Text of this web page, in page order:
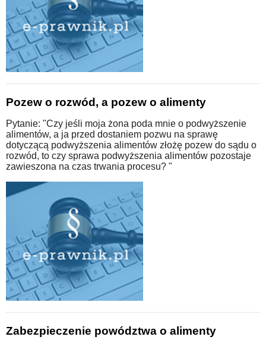
Pozew o rozwód, a pozew o alimenty
Pytanie: "Czy jeśli moja żona poda mnie o podwyższenie
alimentów, a ja przed dostaniem pozwu na sprawę
dotyczącą podwyższenia alimentów złożę pozew do sądu o
rozwód, to czy sprawa podwyższenia alimentów pozostaje
zawieszona na czas trwania procesu? "
Zabezpieczenie powództwa o alimenty